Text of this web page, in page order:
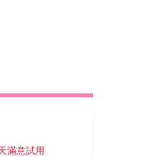
滿意試用